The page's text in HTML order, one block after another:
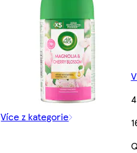
Více z kategorie